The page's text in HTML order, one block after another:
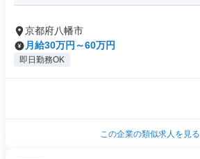
京都府八幡市
月給30万円～60万円
即日勤務OK
この企業の類似求人を見る